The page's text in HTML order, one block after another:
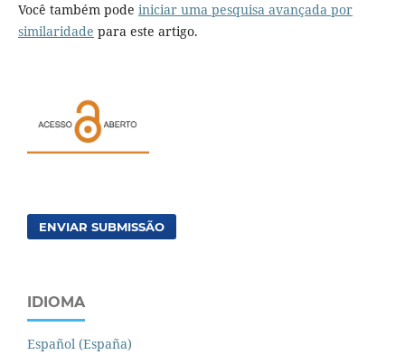
Você também pode iniciar uma pesquisa avançada por
similaridade para este artigo.
ENVIAR SUBMISSÃO
IDIOMA
Español (España)